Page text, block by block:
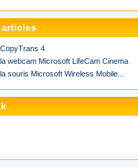
articles
4
webcam Microsoft LifeCam Cinema
souris Microsoft Wireless Mobile...